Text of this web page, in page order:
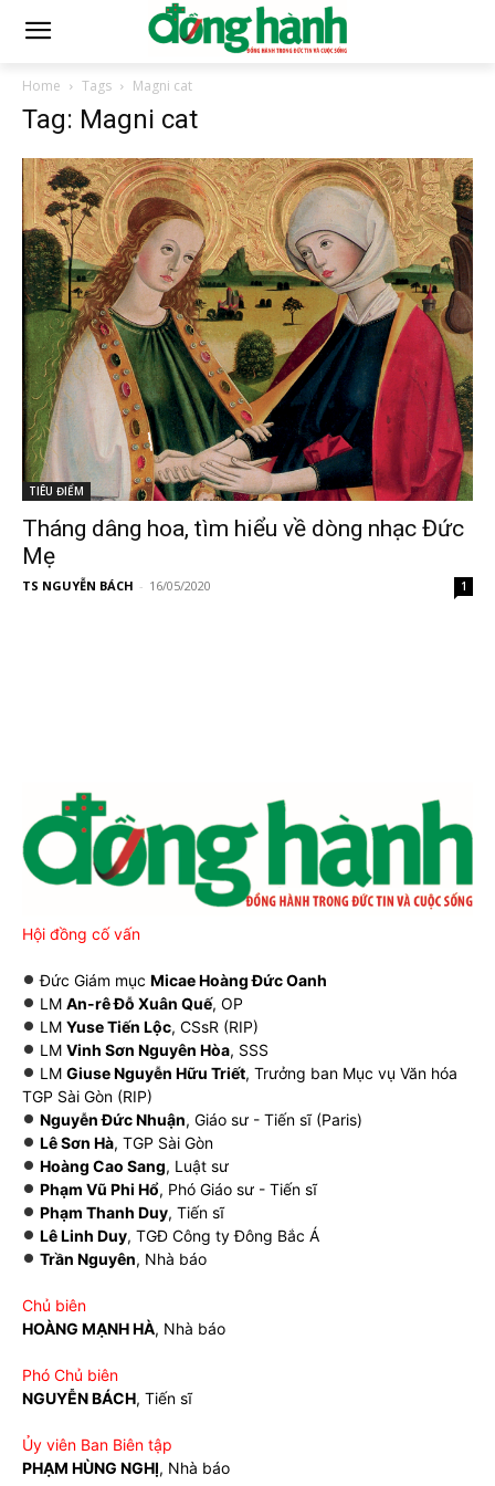
Home Tags Magni cat
Tag: Magni cat
TIÊU ĐIỂM
Tháng dâng hoa, tìm hiểu về dòng nhạc Đức
Mẹ
TS NGUYỄN BÁCH - 16/05/2020 1
Hội đồng cố vấn
Đức Giám mục Micae Hoàng Đức Oanh
LM An-rê Đỗ Xuân Quế, OP
LM Yuse Tiến Lộc, CSsR (RIP)
LM Vinh Sơn Nguyên Hòa, SSS
LM Giuse Nguyễn Hữu Triết, Trưởng ban Mục vụ Văn hóa
TGP Sài Gòn (RIP)
Nguyễn Đức Nhuận, Giáo sư - Tiến sĩ (Paris)
Lê Sơn Hà, TGP Sài Gòn
Hoàng Cao Sang, Luật sư
Phạm Vũ Phi Hổ, Phó Giáo sư - Tiến sĩ
Phạm Thanh Duy, Tiến sĩ
Lê Linh Duy, TGĐ Công ty Đông Bắc Á
Trần Nguyên, Nhà báo
Chủ biên
HOÀNG MẠNH HÀ, Nhà báo
Phó Chủ biên
NGUYỄN BÁCH, Tiến sĩ
Ủy viên Ban Biên tập
PHẠM HÙNG NGHỊ, Nhà báo